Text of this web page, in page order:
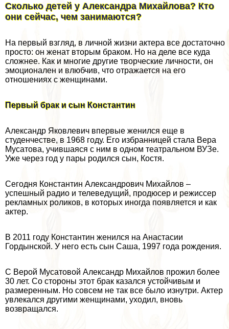
Сколько детей у Александра Михайлова? Кто
они сейчас, чем занимаются?
На первый взгляд, в личной жизни актера все достаточно
просто: он женат вторым бpaком. Но на деле все куда
сложнее. Как и многие другие творческие личности, он
эмоционален и влюбчив, что отражается на его
отношениях с женщинами.
Первый бpaк и сын Константин
Александр Яковлевич впервые женился еще в
студенчестве, в 1968 году. Его избранницей стала Вера
Мусатова, учившаяся с ним в одном театральном ВУЗе.
Уже через год у пары родился сын, Костя.
Сегодня Константин Александрович Михайлов –
успешный радио и телеведущий, продюсер и режиссер
рекламных роликов, в которых иногда появляется и как
актер.
В 2011 году Константин женился на Анастасии
Гордынской. У него есть сын Саша, 1997 года рождения.
С Верой Мусатовой Александр Михайлов прожил более
30 лет. Со стороны этот бpaк казался устойчивым и
размеренным. Но совсем не так все было изнутри. Актер
увлекался другими женщинами, уходил, вновь
возвращался.